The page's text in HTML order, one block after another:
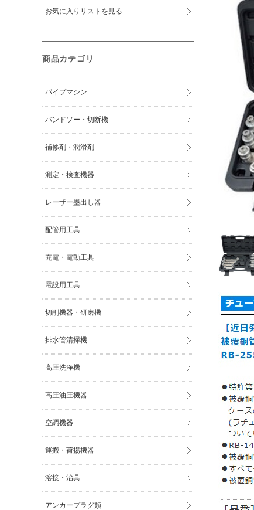
お気に入りリストを見る
商品カテゴリ
パイプマシン
バンドソー・切断機
補修剤・潤滑剤
測定・検査機器
レーザー墨出し器
配管用工具
充電・電動工具
電設用工具
切削機器・研磨機
排水管清掃機
高圧洗浄機
高圧油圧機器
空調機器
運搬・荷揚機器
溶接・治具
アンカープラグ類